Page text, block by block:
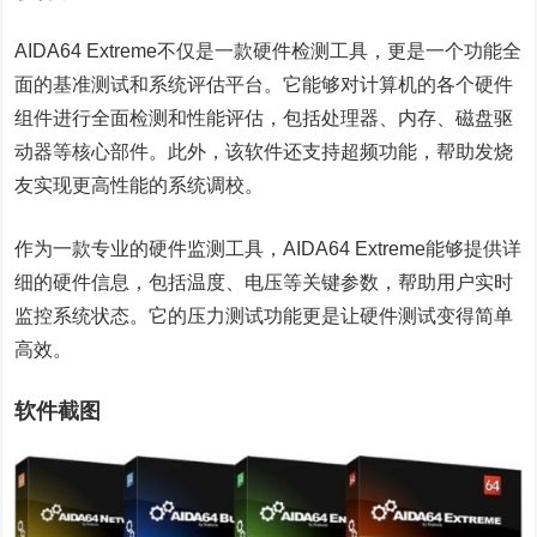
AIDA64 Extreme不仅是一款硬件检测工具，更是一个功能全
面的基准测试和系统评估平台。它能够对计算机的各个硬件
组件进行全面检测和性能评估，包括处理器、内存、磁盘驱
动器等核心部件。此外，该软件还支持超频功能，帮助发烧
友实现更高性能的系统调校。
作为一款专业的硬件监测工具，AIDA64 Extreme能够提供详
细的硬件信息，包括温度、电压等关键参数，帮助用户实时
监控系统状态。它的压力测试功能更是让硬件测试变得简单
高效。
软件截图